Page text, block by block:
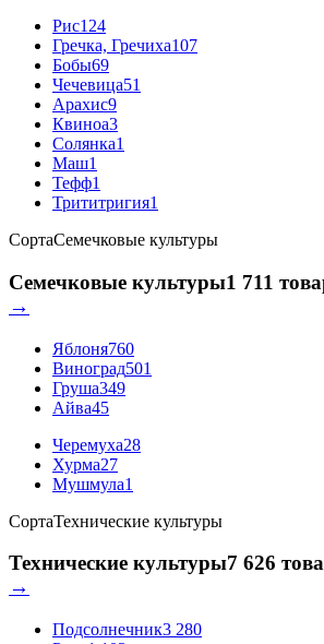
Рис124
Гречка, Гречиха107
Бобы69
Чечевица51
Арахис9
Квиноа3
Солянка1
Маш1
Тефф1
Трититригия1
СортаСемечковые культуры
Семечковые культуры1 711
→
Яблоня760
Виноград501
Груша349
Айва45
Черемуха28
Хурма27
Мушмула1
СортаТехнические культуры
Технические культуры7 626
→
Подсолнечник3 280